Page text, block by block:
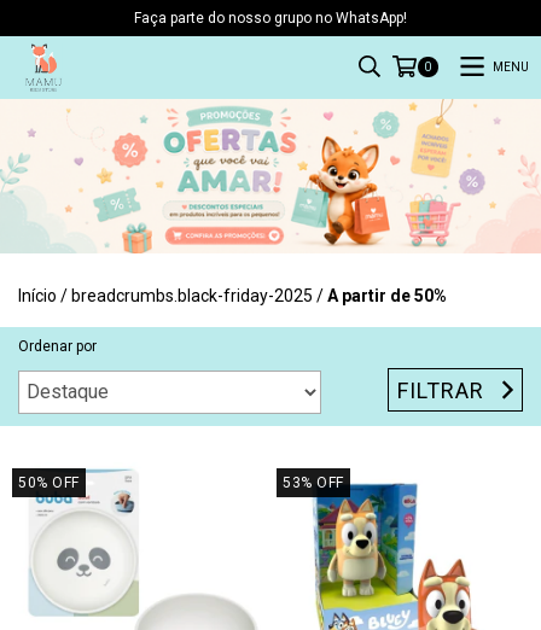
Faça parte do nosso grupo no WhatsApp!
0 MENU
Início / breadcrumbs.black-friday-2025 /A partir de 50%
Ordenar por
FILTRAR
50% OFF 53% OFF